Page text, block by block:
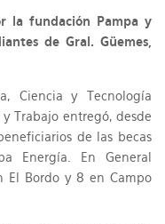
la fundación Pampa y
de Gral. Güemes,
Ciencia y Tecnología
Trabajo entregó, desde
de las becas
Energía. En General
El Bordo y 8 en Campo